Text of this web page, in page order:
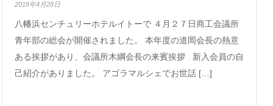
2018年4月28日
八幡浜センチュリーホテルイトーで ４月２７日商工会議所
青年部の総会が開催されました。 本年度の道岡会長の熱意
ある挨拶があり、会議所木綱会長の来賓挨拶 新入会員の自
己紹介がありました。 アゴラマルシェでお世話 […]